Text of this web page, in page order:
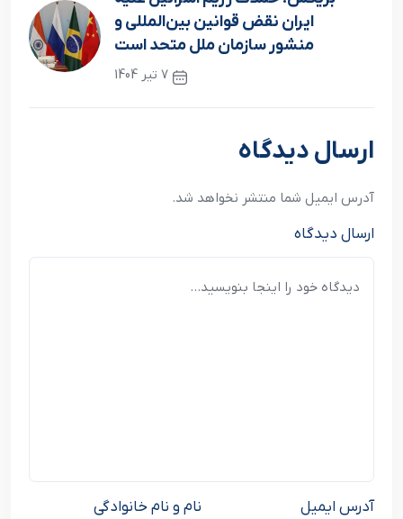
ایران نقض قوانین بین‌المللی و
منشور سازمان ملل متحد است
7 تیر 1404
نوشته بعدی
ارسال دیدگاه
آدرس ایمیل شما منتشر نخواهد شد.
ارسال دیدگاه
نام و نام خانوادگی آدرس ایمیل